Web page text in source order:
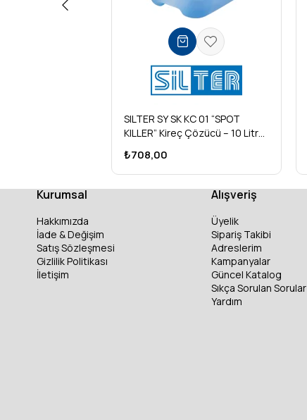
SILTER SY SK KC 01 “SPOT
KILLER” Kireç Çözücü – 10 Litre
₺708,00
Kurumsal
Hakkımızda
İade & Değişim
Satış Sözleşmesi
Gizlilik Politikası
İletişim
Alışveriş
Üyelik
Sipariş Takibi
Adreslerim
Kampanyalar
Güncel Katalog
Sıkça Sorulan Sorular
Yardım